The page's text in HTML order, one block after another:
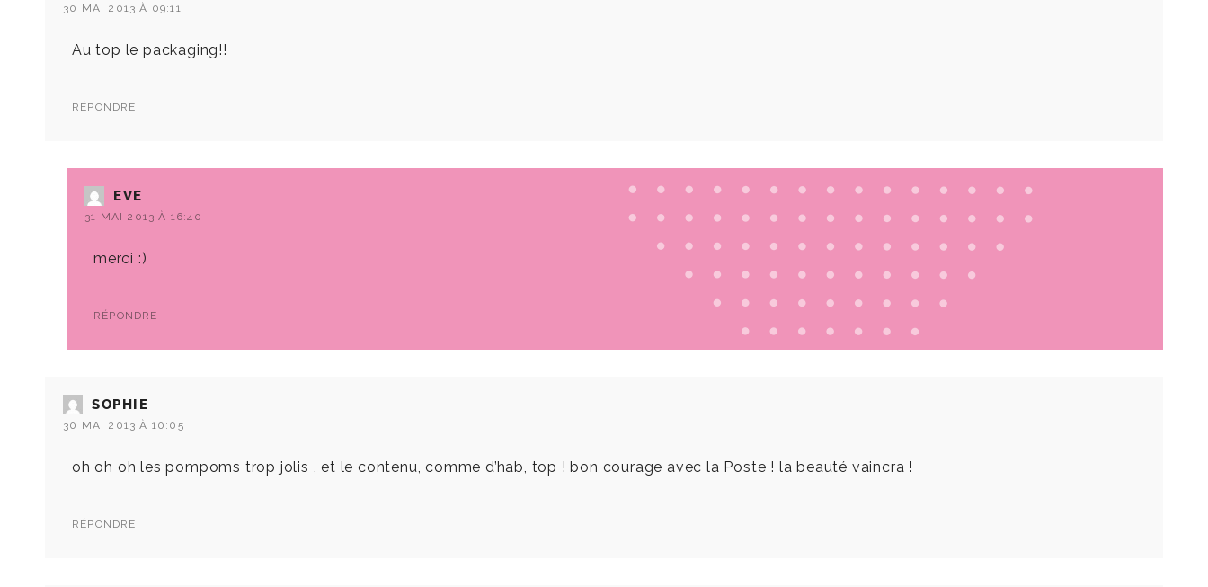
30 MAI 2013 À 09:11
Au top le packaging!!
RÉPONDRE
EVE
31 MAI 2013 À 16:40
merci :)
RÉPONDRE
SOPHIE
30 MAI 2013 À 10:05
oh oh oh les pompoms trop jolis , et le contenu, comme d’hab, top ! bon courage avec la Poste ! la beauté vaincra !
RÉPONDRE